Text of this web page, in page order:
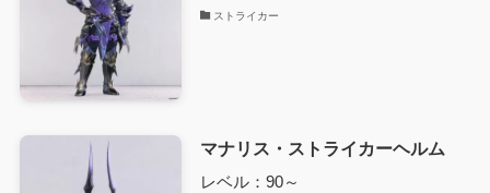
ストライカー
マナリス・ストライカーヘルム
レベル：90～